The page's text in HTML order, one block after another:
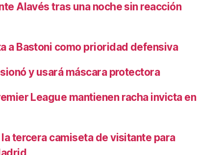
Alavés tras una noche sin reacción
a Bastoni como prioridad defensiva
y usará máscara protectora
League mantienen racha invicta en
tercera camiseta de visitante para